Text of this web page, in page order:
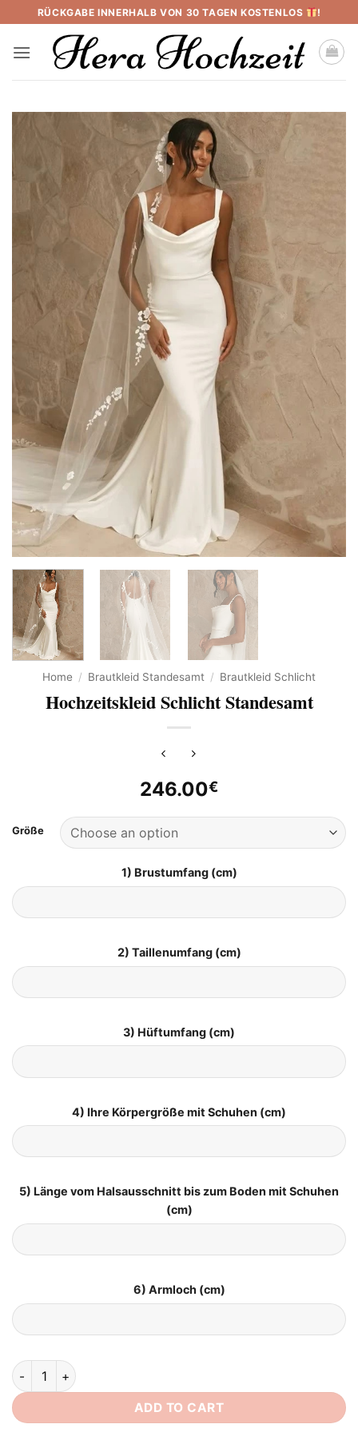
to
content
RÜCKGABE INNERHALB VON 30 TAGEN KOSTENLOS !
Home / Brautkleid Standesamt / Brautkleid Schlicht
Hochzeitskleid Schlicht Standesamt
246.00€
Größe
1) Brustumfang (cm)
2) Taillenumfang (cm)
3) Hüftumfang (cm)
4) Ihre Körpergröße mit Schuhen (cm)
5) Länge vom Halsausschnitt bis zum Boden mit Schuhen
(cm)
6) Armloch (cm)
Hochzeitskleid Schlicht Standesamt quantity
ADD TO CART